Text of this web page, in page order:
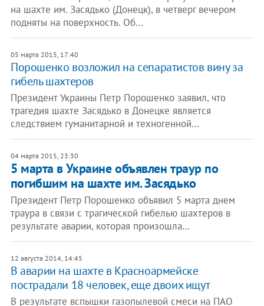
на шахте им. Засядько (Донецк), в четверг вечером
подняты на поверхность. Об…
05 марта 2015, 17:40
Порошенко возложил на сепаратистов вину за
гибель шахтеров
Президент Украины Петр Порошенко заявил, что
трагедия шахте Засядько в Донецке является
следствием гуманитарной и техногенной…
04 марта 2015, 23:30
5 марта в Украине объявлен траур по
погибшим на шахте им. Засядько
Президент Петр Порошенко объявил 5 марта днем
траура в связи с трагической гибелью шахтеров в
результате аварии, которая произошла…
12 августа 2014, 14:45
В аварии на шахте в Красноармейске
пострадали 18 человек, еще двоих ищут
В результате вспышки газопылевой смеси на ПАО